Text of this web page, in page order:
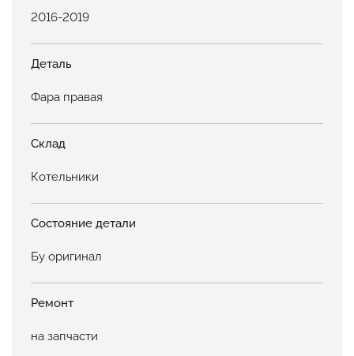
2016-2019
Деталь
Фара правая
Склад
Котельники
Состояние детали
Бу оригинал
Ремонт
на запчасти